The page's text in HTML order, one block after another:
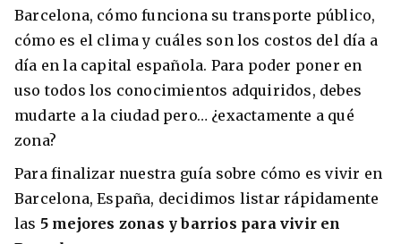
Barcelona, cómo funciona su transporte público,
cómo es el clima y cuáles son los costos del día a
día en la capital española. Para poder poner en
uso todos los conocimientos adquiridos, debes
mudarte a la ciudad pero… ¿exactamente a qué
zona?
Para finalizar nuestra guía sobre cómo es vivir en
Barcelona, España, decidimos listar rápidamente
las 5 mejores zonas y barrios para vivir en